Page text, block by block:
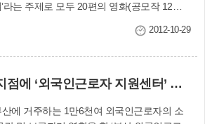
관심이 집중됐다. 이로써 우리 구는 전국주
치회 가운데서도 주민자치의 모범을 보이고
는 평을 받았다. 제11회 전국주민자치박람회
주시 동구와 (사)열린사회시민연합이 공동
로건 아래 전국 239개 주민자치회가 공모 신
일간 우수사례 전시관을 운영했다. 또 학술 및
라는 주제로 모두 20편의 영화(공모작 12편,
5시 개막식에 이어 5시30분부터 ‘가족 시네
의 비밀’(18세 이상 관람) 등이 상영된다. 3일
되고, 오후 7시30분부터 폐막작으로 공모전 1
2012-10-29
부산은행 모라동지점에 ‘외국인근로자 지원센터’ 개관